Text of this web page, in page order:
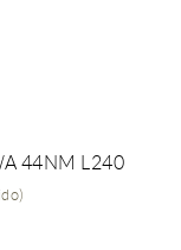
44NM L240